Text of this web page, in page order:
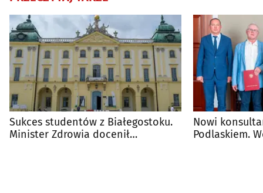
Sukces studentów z Białegostoku.
Minister Zdrowia docenił
Nowi
Podlaskiem.